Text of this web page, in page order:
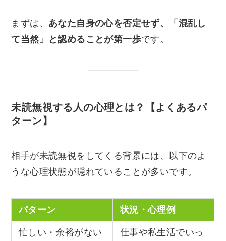
まずは、 あなた自身の心を否定せず、「混乱し
て当然」と認めることが第一歩です。
未読無視する人の心理とは？【よくあるパ
ターン】
相手が未読無視をしてくる背景には、以下のよ
うな心理状態が隠れていることが多いです。
パターン 状況・心理例
忙しい・余裕がない
仕事や私生活でいっ